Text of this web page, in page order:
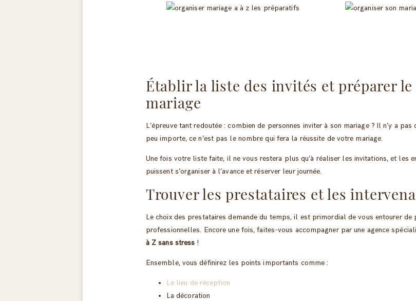
Établir la liste des invités et préparer
mariage
L’épreuve tant redoutée : combien de personnes inviter à son mariage ? Il n’y a
peu importe, ce n’est pas le nombre qui fera la réussite de votre mariage.
Une fois votre liste faite, il ne vous restera plus qu’à réaliser les invitations, et les
puissent s’organiser à l’avance et réserver leur journée.
Trouver les prestataires et les
Le choix des prestataires demande du temps, il est primordial de vous entourer de
professionnelles. Encore une fois, faites-vous accompagner par une agence
à Z sans stress !
Ensemble, vous définirez les points importants comme :
Le lieu de réception
La décoration